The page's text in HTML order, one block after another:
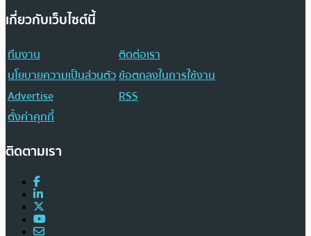
เกี่ยวกับเว็บไซต์นี้
ทีมงาน
ติดต่อเรา
นโยบายความเป็นส่วนตัวข้อตกลงในการใช้งาน
Advertise
RSS
ตั้งค่าคุกกี้
ติดตามเรา